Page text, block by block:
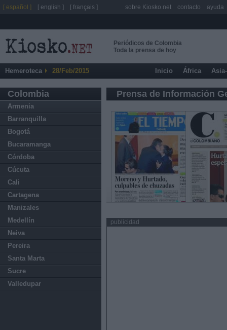
Periódicos de Colombia
Toda la prensa de hoy
Hemeroteca 28/Feb/2015 Inicio África
Colombia
Armenia
Barranquilla
Bogotá
Bucaramanga
Córdoba
Cúcuta
Cali
Cartagena
Manizales
Medellín
Neiva
Pereira
Santa Marta
Sucre
Valledupar
Prensa de Información
publicidad
[ español ] [ english ] [ français ] sobre Kiosko.net contacto ayuda